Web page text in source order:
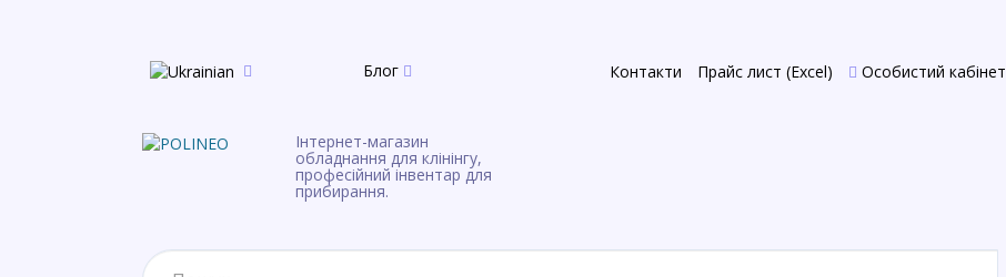
Блог Контакти Прайс лист (Excel) Особистий кабінет
Інтернет-магазин
обладнання для клінінгу,
професійний інвентар для
прибирання.